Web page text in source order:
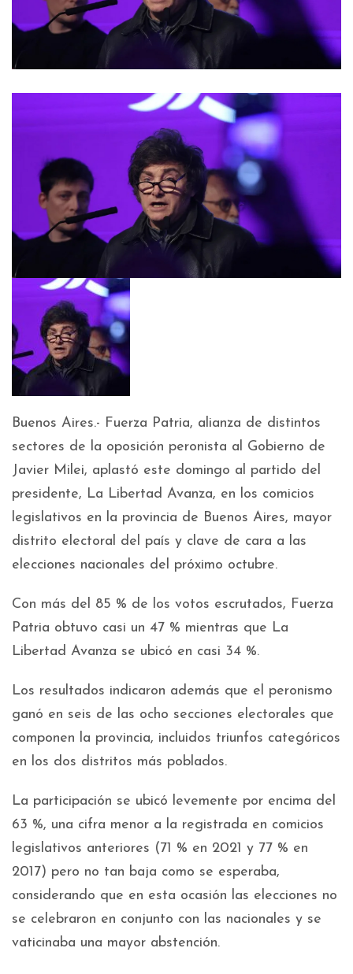
Buenos Aires.- Fuerza Patria, alianza de distintos
sectores de la oposición peronista al Gobierno de
Javier Milei, aplastó este domingo al partido del
presidente, La Libertad Avanza, en los comicios
legislativos en la provincia de Buenos Aires, mayor
distrito electoral del país y clave de cara a las
elecciones nacionales del próximo octubre.
Con más del 85 % de los votos escrutados, Fuerza
Patria obtuvo casi un 47 % mientras que La
Libertad Avanza se ubicó en casi 34 %.
Los resultados indicaron además que el peronismo
ganó en seis de las ocho secciones electorales que
componen la provincia, incluidos triunfos categóricos
en los dos distritos más poblados.
La participación se ubicó levemente por encima del
63 %, una cifra menor a la registrada en comicios
legislativos anteriores (71 % en 2021 y 77 % en
2017) pero no tan baja como se esperaba,
considerando que en esta ocasión las elecciones no
se celebraron en conjunto con las nacionales y se
vaticinaba una mayor abstención.